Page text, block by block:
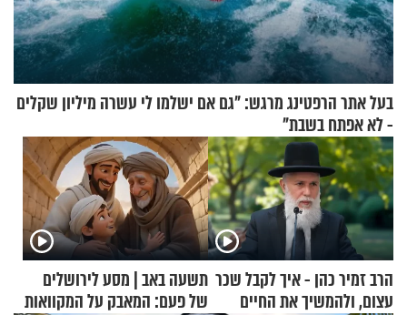
בעל אתר הרפטינג מרגש: "גם אם ישלמו לי עשרה מיליון שקלים
- לא אפתח בשבת"
הרב זמיר כהן - איך לקבל שכר
עצום, ולהמשיך את החיים
תשעה באב | מסע לירושלים
של פעם: המאבק על המקוואות